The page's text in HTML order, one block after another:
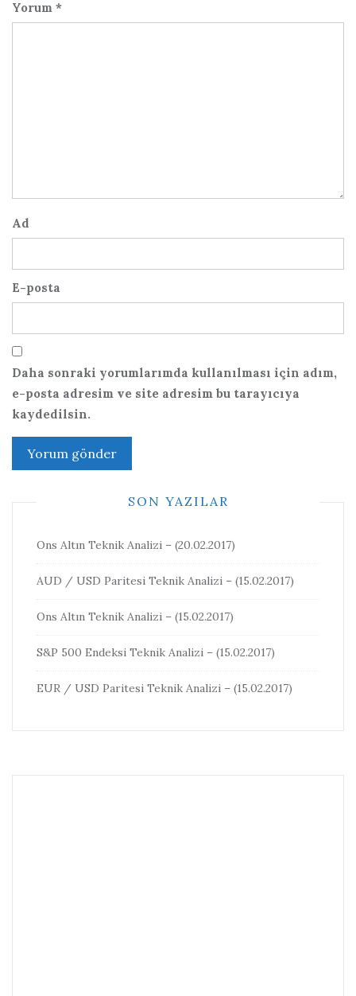
Yorum *
Ad
E-posta
Daha sonraki yorumlarımda kullanılması için adım,
e-posta adresim ve site adresim bu tarayıcıya
kaydedilsin.
SON YAZILAR
Ons Altın Teknik Analizi – (20.02.2017)
AUD / USD Paritesi Teknik Analizi – (15.02.2017)
Ons Altın Teknik Analizi – (15.02.2017)
S&P 500 Endeksi Teknik Analizi – (15.02.2017)
EUR / USD Paritesi Teknik Analizi – (15.02.2017)